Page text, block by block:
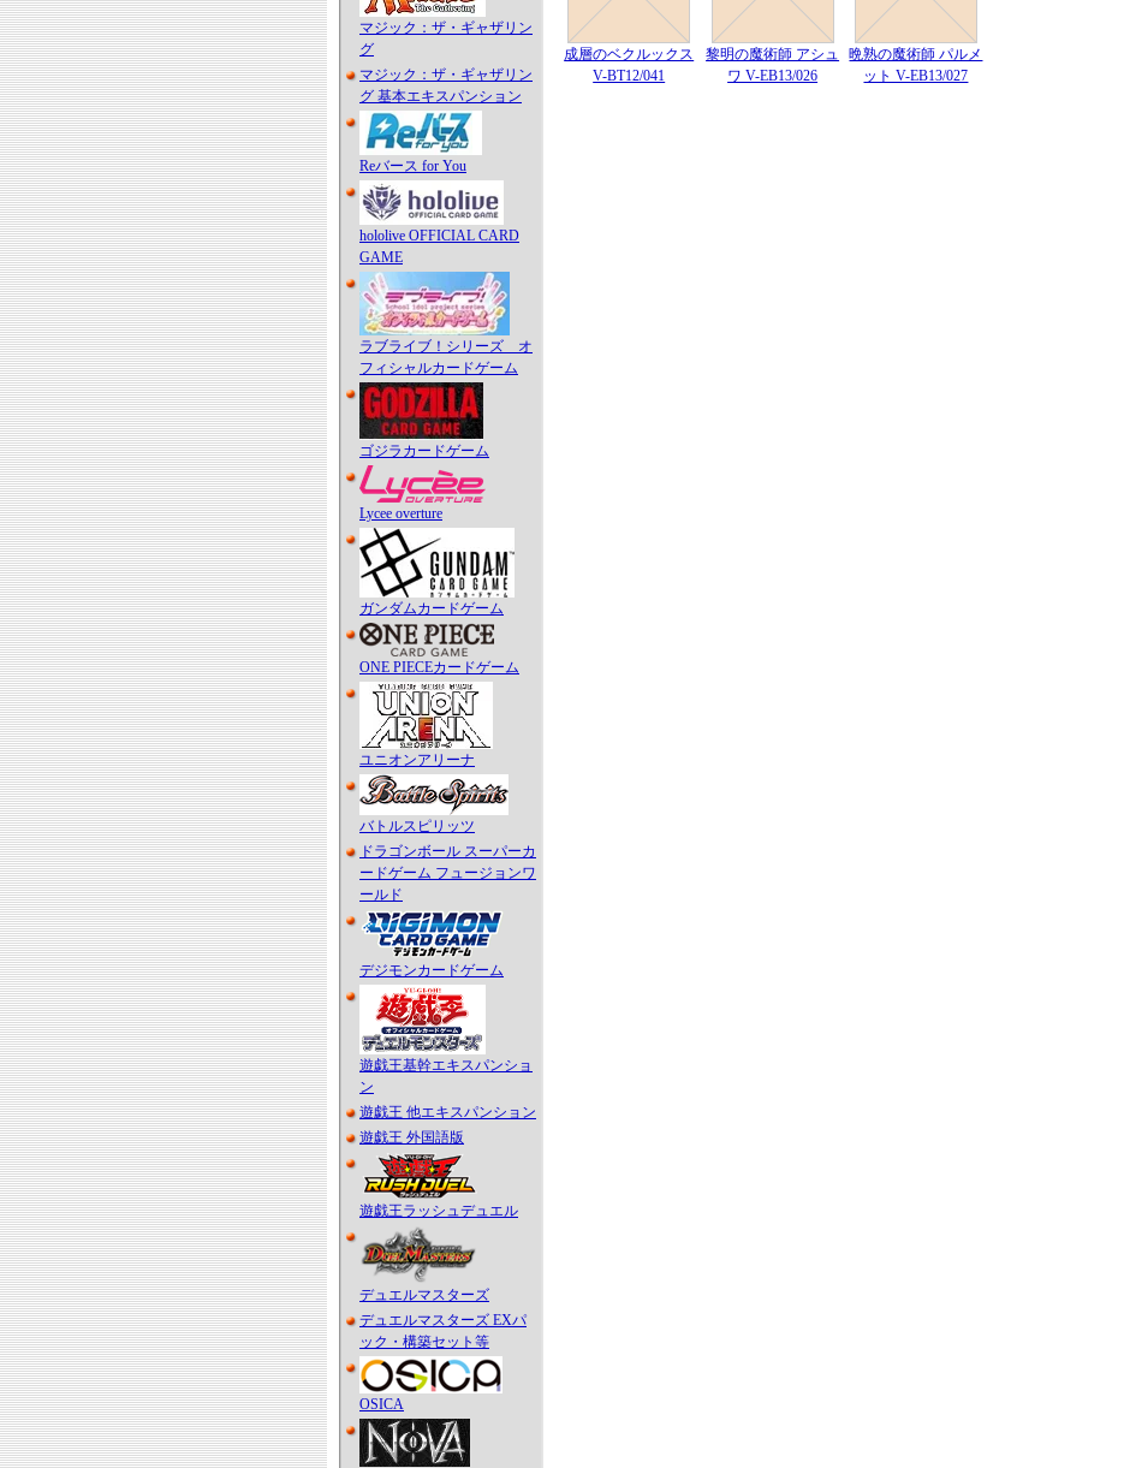
マジック：ザ・ギャザリン
グ
マジック：ザ・ギャザリン
グ 基本エキスパンション
Reバース for You
hololive OFFICIAL CARD
GAME
ラブライブ！シリーズ オ
フィシャルカードゲーム
ゴジラカードゲーム
Lycee overture
ガンダムカードゲーム
ONE PIECEカードゲーム
ユニオンアリーナ
バトルスピリッツ
ドラゴンボール スーパーカ
ードゲーム フュージョンワ
ールド
デジモンカードゲーム
遊戯王基幹エキスパンショ
ン
遊戯王 他エキスパンション
遊戯王 外国語版
遊戯王ラッシュデュエル
デュエルマスターズ
デュエルマスターズ EXパ
ック・構築セット等
OSICA
成層のベクルックス
V-BT12/041
黎明の魔術師 アシュ
ワ V-EB13/026
晩熟の魔術師 パルメ
ット V-EB13/027